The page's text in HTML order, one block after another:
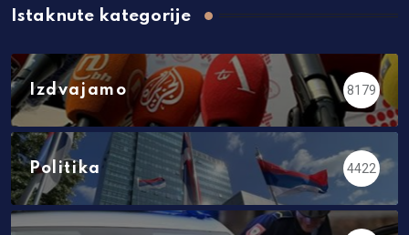
Istaknute kategorije
Izdvajamo 8179
Politika 4422